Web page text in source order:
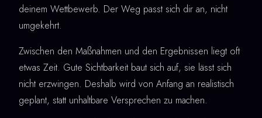
deinem Wettbewerb. Der Weg passt sich dir an, nicht
umgekehrt.
Zwischen den Maßnahmen und den Ergebnissen liegt oft
etwas Zeit. Gute Sichtbarkeit baut sich auf, sie lässt sich
nicht erzwingen. Deshalb wird von Anfang an realistisch
geplant, statt unhaltbare Versprechen zu machen.